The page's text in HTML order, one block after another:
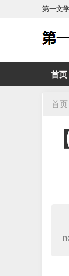
第一文
首页
首页